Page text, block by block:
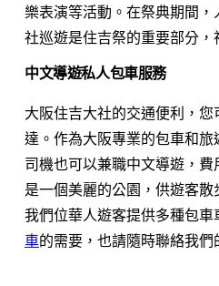
樂表演等活動。在祭典期間
社巡遊是住吉祭的重要部分
中文導遊私人包車服務
大阪住吉大社的交通便利，
達。作為大阪專業的包車和
司機也可以兼職中文導遊，
是一個美麗的公園，供遊客
我們位華人遊客提供多種包
車的需要，也請隨時聯絡我們